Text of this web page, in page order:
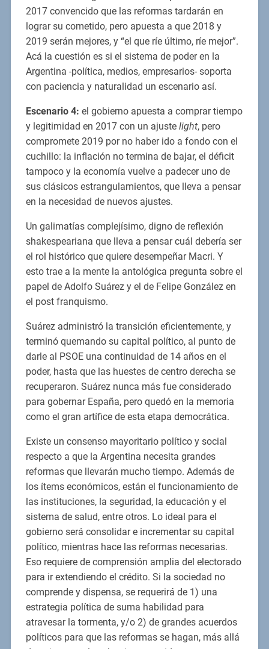
2017 convencido que las reformas tardarán en
lograr su cometido, pero apuesta a que 2018 y
2019 serán mejores, y “el que ríe último, ríe mejor”.
Acá la cuestión es si el sistema de poder en la
Argentina -política, medios, empresarios- soporta
con paciencia y naturalidad un escenario así.
Escenario 4: el gobierno apuesta a comprar tiempo
y legitimidad en 2017 con un ajuste light, pero
compromete 2019 por no haber ido a fondo con el
cuchillo: la inflación no termina de bajar, el déficit
tampoco y la economía vuelve a padecer uno de
sus clásicos estrangulamientos, que lleva a pensar
en la necesidad de nuevos ajustes.
Un galimatías complejísimo, digno de reflexión
shakespeariana que lleva a pensar cuál debería ser
el rol histórico que quiere desempeñar Macri. Y
esto trae a la mente la antológica pregunta sobre el
papel de Adolfo Suárez y el de Felipe González en
el post franquismo.
Suárez administró la transición eficientemente, y
terminó quemando su capital político, al punto de
darle al PSOE una continuidad de 14 años en el
poder, hasta que las huestes de centro derecha se
recuperaron. Suárez nunca más fue considerado
para gobernar España, pero quedó en la memoria
como el gran artífice de esta etapa democrática.
Existe un consenso mayoritario político y social
respecto a que la Argentina necesita grandes
reformas que llevarán mucho tiempo. Además de
los ítems económicos, están el funcionamiento de
las instituciones, la seguridad, la educación y el
sistema de salud, entre otros. Lo ideal para el
gobierno será consolidar e incrementar su capital
político, mientras hace las reformas necesarias.
Eso requiere de comprensión amplia del electorado
para ir extendiendo el crédito. Si la sociedad no
comprende y dispensa, se requerirá de 1) una
estrategia política de suma habilidad para
atravesar la tormenta, y/o 2) de grandes acuerdos
políticos para que las reformas se hagan, más allá